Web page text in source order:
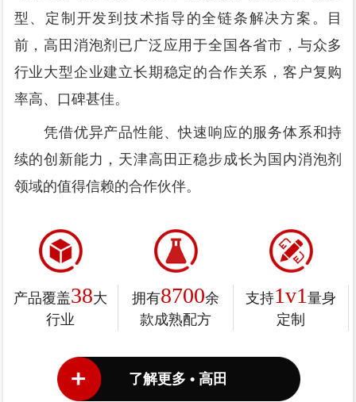
型、定制开发到技术指导的全链条解决方案。目
前，高田消泡剂已广泛应用于全国各省市，与众多
行业大型企业建立长期稳定的合作关系，客户复购
率高、口碑甚佳。
凭借优异产品性能、快速响应的服务体系和持
续的创新能力，天津高田正稳步成长为国内消泡剂
领域的值得信赖的合作伙伴。
产品覆盖38大
行业
拥有8700余
款成熟配方
支持1v1 量身
定制
了解更多 • 高田